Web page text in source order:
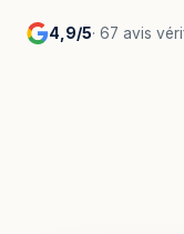
4,9/5· 67 avis